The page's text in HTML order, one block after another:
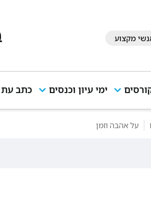
מקצוע
ימי עיון וכנסים כתב עת
על אהבה וזמן